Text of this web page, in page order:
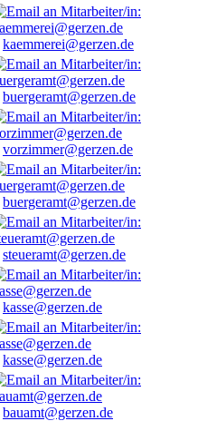
kaemmerei@gerzen.de
buergeramt@gerzen.de
vorzimmer@gerzen.de
buergeramt@gerzen.de
steueramt@gerzen.de
kasse@gerzen.de
kasse@gerzen.de
bauamt@gerzen.de